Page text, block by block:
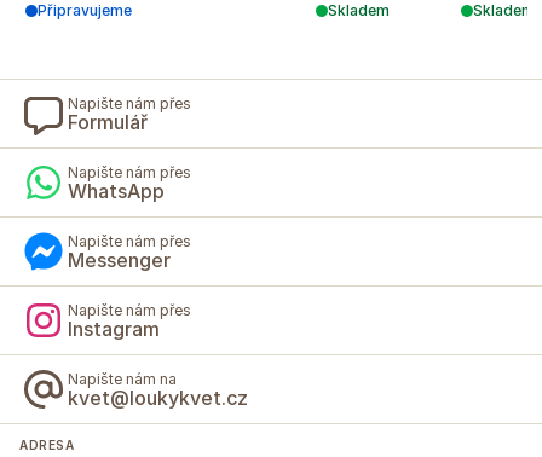
Připravujeme
Skladem
Skladem
Napište nám přes
Formulář
Napište nám přes
WhatsApp
Napište nám přes
Messenger
Napište nám přes
Instagram
Napište nám na
kvet@loukykvet.cz
ADRESA